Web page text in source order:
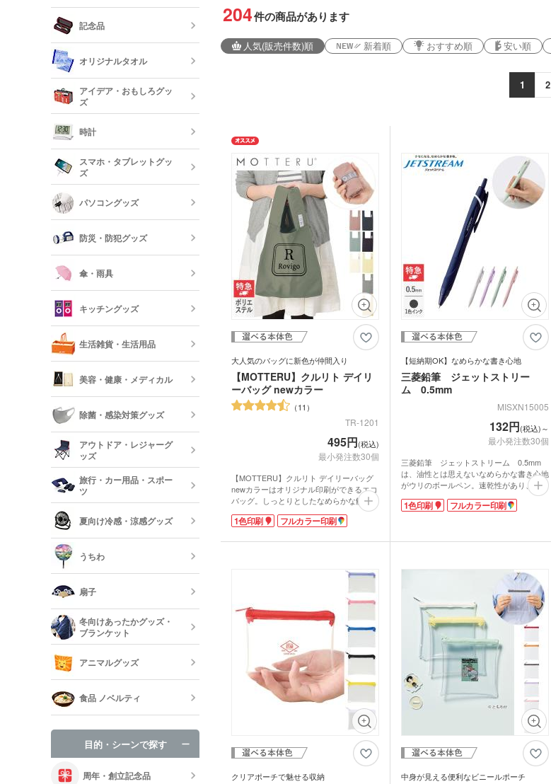
204件の商品があります
人気(販売件数)順 新着順 おすすめ順 安い順
1 2
大人気のバッグに新色が仲間入り
【MOTTERU】クルリト デイリ
ーバッグ newカラー
11
TR-1201
495円(税込)
最小発注数30個
【MOTTERU】クルリト デイリーバッグ
newカラーはオリジナル印刷ができるエコ
バッグ。しっとりとしたなめらかな触り心
地で、シワが戻りやすくキレイなまま使え
ます。クルリとたためば手のひらサイズの
縫い付けられているので無くす心配があり
り収納。一度使うと他のエコバッグに戻れ
小売店での販売実績もある商品。ロゴ印刷
したオリジナルバッグは特別感があるノベ
ルティになること間違いなしです。
※動画の商品はクルリト フラットバッグで
1色印刷 フルカラー印刷
【短納期OK】なめらかな書き心地
三菱鉛筆 ジェットストリー
ム 0.5mm
MISXN15005
132円(税込)～
最小発注数30個
三菱鉛筆 ジェットストリーム 0.5mm
は、油性とは思えないなめらかな書き心地
がウリのボールペン。速乾性があり、一般
的な油性インクよりも濃くしっかりとした
字が書けるのも特徴です。いつでもどこで
ティ。海外でも支持されている大人気商品
きます。シンプルに会社名やロゴを印刷す
るだけでも、もらった人の印象に残りやす
くなりますよ。企業展示会やイベントで配
布するのにおすすめです。
1色印刷 フルカラー印刷
クリアポーチで魅せる収納 中身が見える便利なビニールポーチ
定規・メジャー
印鑑・印鑑ケース・スタン
プ
多機能ペン(タッチ・シャー
プペン付など)
キーホルダー
反射板キーホルダー・リフ
卓上カレンダー 壁掛けカレンダー
記念品
記念品 ステーショナリ
ー・文房具
記念品 ボールペン・筆記
具
記念品 写真立て・フォト
フレーム
記念品 モバイルバッテリ
ー・充電器
記念品 印鑑ケース・ネー
ムペン・朱肉
記念品 キーホルダー
記念品 傘・日傘
オリジナルタオル
オリジナルハンドタオル オリジナルマフラータオル
オリジナルバスタオル 名入れタオル・粗品タオル
短納期オリジナルタオル
アイデア・おもしろグッ
ズ
時計
時計
スマホ・タブレットグッ
ズ
モバイルバッテリー・充電
器
タッチペン
スマホモバイルスタンド イヤホン・スピーカー
モバイル スマホケース スマホリング
短納期スマホ・タブレット
グッズ
パソコングッズ
USBグッズ マウスパッド
防災・防犯グッズ
防災セット・非常持出袋
ライト・LEDライト・懐中
電灯
反射板・リフレクター 防犯ブザー・ホイッスル
傘・雨具
傘 傘カバー・雨具
キッチングッズ
箸・カトラリー・スプーン オリジナル コースター
食器 キッチン 消耗品
短納期キッチングッズ
生活雑貨・生活用品
フォトフレーム・ピクチャ
ーボード
ティッシュ・ボックスティ
掃除・洗濯グッズ
収納グッズ ドライバー・工具
靴べら・バッグハンガー他
美容・健康・メディカル
コスメポーチ マスクケース
マスク(既製品)
除菌・感染対策グッズ
名入れマスク(オリジナル印
刷)
マスク(既製品)
ハンド・除菌関連グッズ
アウトドア・レジャーグ
ッズ
アウトドア 食器・調理器具
レジャーシート・折りたた
みチェア
旅行・カー用品・スポー
ツ
トラベルグッズ カー用品
夏向け冷感・涼感グッズ
保冷剤・冷却パック・氷の
ハンディファン・ハンディ
うちわ
オリジナルうちわ ノベルティうちわ
扇子
既製品扇子（名入れ扇子）
冬向けあったかグッズ・
ブランケット
オリジナルブランケット ノベルティブランケット
手袋・ネックウォーマー他
アニマルグッズ
食品 ノベルティ
オリジナルお菓子
食料品・調味料（グルメギ
フト・既製品）
目的・シーンで探す
周年・創立記念品